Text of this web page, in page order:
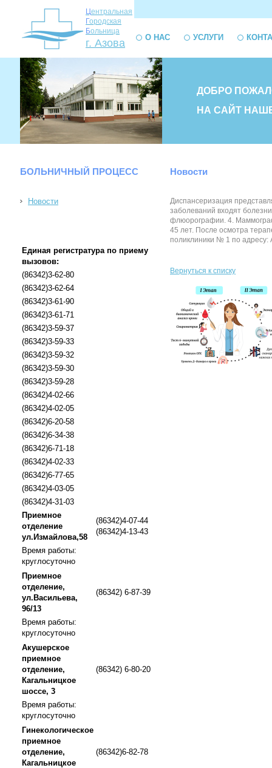
Центральная
Городская
Больница
г. Азова О НАС УСЛУГИ
ДОБРО
НА САЙТ
БОЛЬНИЧНЫЙ ПРОЦЕСС
Новости
Единая регистратура по приему
вызовов:
(86342)3-62-80
(86342)3-62-64
(86342)3-61-90
(86342)3-61-71
(86342)3-59-37
(86342)3-59-33
(86342)3-59-32
(86342)3-59-30
(86342)3-59-28
(86342)4-02-66
(86342)4-02-05
(86342)6-20-58
(86342)6-34-38
(86342)6-71-18
(86342)4-02-33
(86342)6-77-65
(86342)4-03-05
(86342)4-31-03
Приемное
отделение
ул.Измайлова,58
(86342)4-07-44
(86342)4-13-43
Время работы:
круглосуточно
Приемное
отделение,
ул.Васильева,
96/13
(86342) 6-87-39
Время работы:
круглосуточно
Акушерское
приемное
отделение,
Кагальницкое
шоссе, 3
(86342) 6-80-20
Время работы:
круглосуточно
Гинекологическое
приемное
отделение,
Кагальницкое
(86342)6-82-78
Новости
Диспансеризация
заболеваний входят
флюорографии. 4.
45 лет. После осмотра
поликлиники № 1 по адресу:
Вернуться к списку